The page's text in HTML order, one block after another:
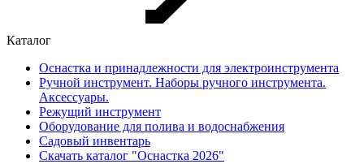
Каталог
Оснастка и принадлежности для электроинструмента
Ручной инструмент. Наборы ручного инструмента.
Аксессуары.
Режущий инструмент
Оборудование для полива и водоснабжения
Садовый инвентарь
Скачать каталог "Оснастка 2026"